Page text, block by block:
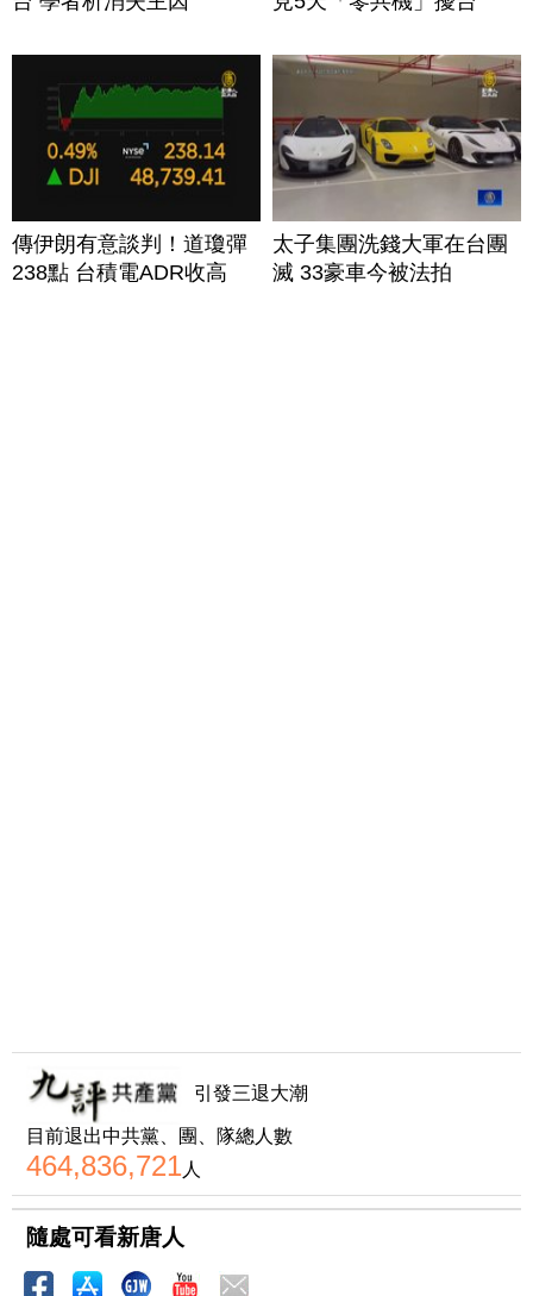
傳伊朗有意談判！道瓊彈
238點 台積電ADR收高
太子集團洗錢大軍在台團
滅 33豪車今被法拍
引發三退大潮
目前退出中共黨、團、隊總人數
464,836,721人
隨處可看新唐人